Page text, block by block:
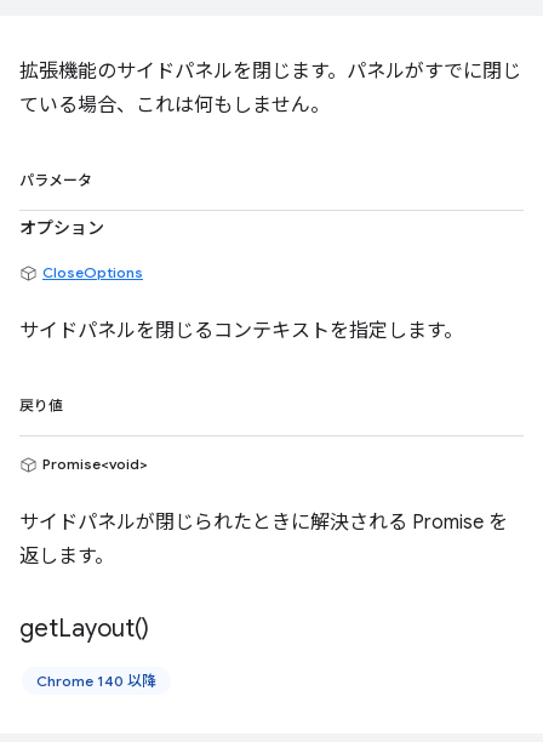
拡張機能のサイドパネルを閉じます。パネルがすでに閉じ
ている場合、これは何もしません。
パラメータ
オプション
CloseOptions
サイドパネルを閉じるコンテキストを指定します。
戻り値
Promise<void>
サイドパネルが閉じられたときに解決される Promise を
返します。
getLayout()
Chrome 140 以降